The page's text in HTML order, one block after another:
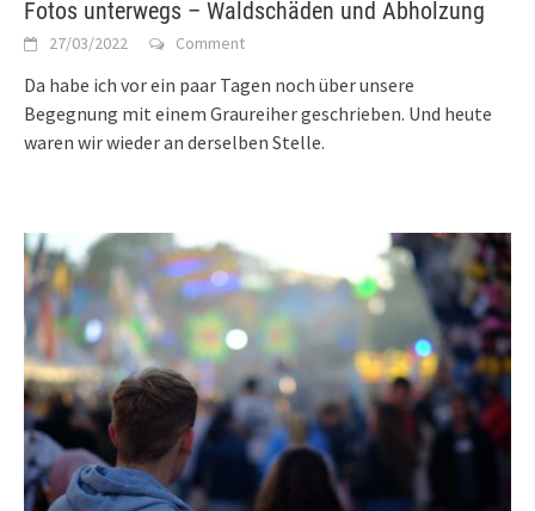
Fotos unterwegs – Waldschäden und Abholzung
27/03/2022 Comment
Da habe ich vor ein paar Tagen noch über unsere
Begegnung mit einem Graureiher geschrieben. Und heute
waren wir wieder an derselben Stelle.